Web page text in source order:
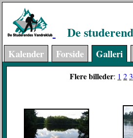
De
Kalender Forside Galleri
Flere billeder: 1 23